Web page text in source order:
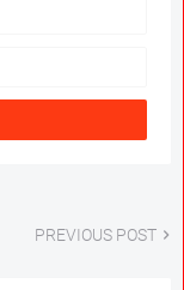
PREVIOUS POST